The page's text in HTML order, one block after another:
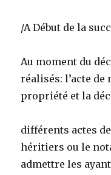
/A Début de la
Au moment du
réalisés: l’acte de
propriété et la
différents actes
héritiers ou le
admettre les